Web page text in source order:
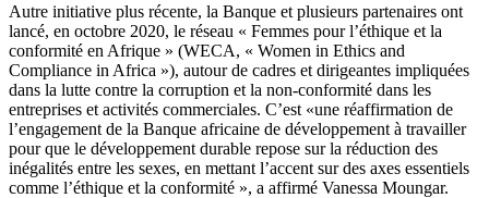
Autre initiative plus récente, la Banque et plusieurs partenaires ont
lancé, en octobre 2020, le réseau « Femmes pour l’éthique et la
conformité en Afrique » (WECA, « Women in Ethics and
Compliance in Africa »), autour de cadres et dirigeantes impliquées
dans la lutte contre la corruption et la non-conformité dans les
entreprises et activités commerciales. C’est «une réaffirmation de
l’engagement de la Banque africaine de développement à travailler
pour que le développement durable repose sur la réduction des
inégalités entre les sexes, en mettant l’accent sur des axes essentiels
comme l’éthique et la conformité », a affirmé Vanessa Moungar.